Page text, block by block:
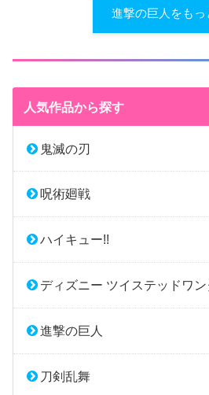
進撃の巨人をもっ
人気作品から探す
鬼滅の刃
呪術廻戦
ハイキュー!!
ディズニー ツイステッドワ
進撃の巨人
刀剣乱舞